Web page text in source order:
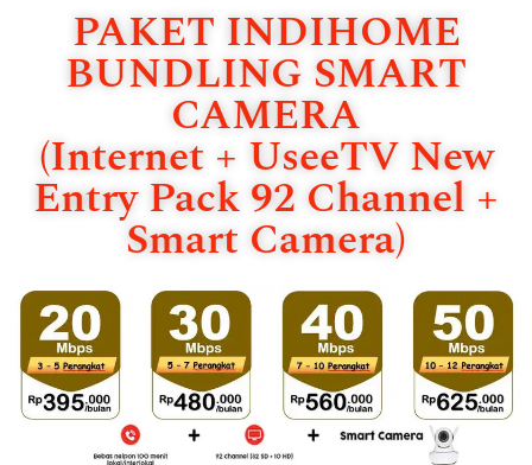
PAKET INDIHOME
BUNDLING SMART
CAMERA
(Internet + UseeTV New
Entry Pack 92 Channel +
Smart Camera)